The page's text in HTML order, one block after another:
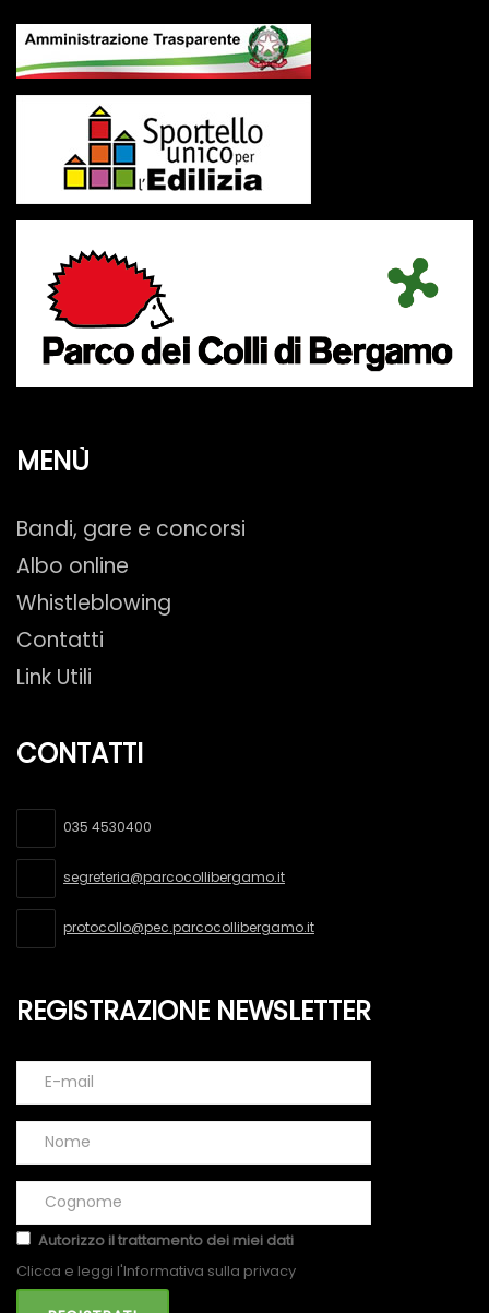
MENÙ
Bandi, gare e concorsi
Albo online
Whistleblowing
Contatti
Link Utili
CONTATTI
035 4530400
segreteria@parcocollibergamo.it
protocollo@pec.parcocollibergamo.it
REGISTRAZIONE NEWSLETTER
Autorizzo il trattamento dei miei dati
Clicca e leggi l'Informativa sulla privacy